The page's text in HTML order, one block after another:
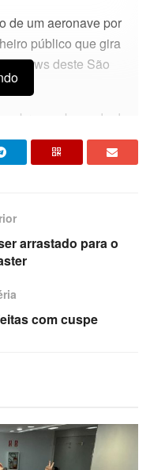
de um aeronave por
público que gira
shows deste São
o submundo dos
de dinheiro
arrastado para o
com cuspe